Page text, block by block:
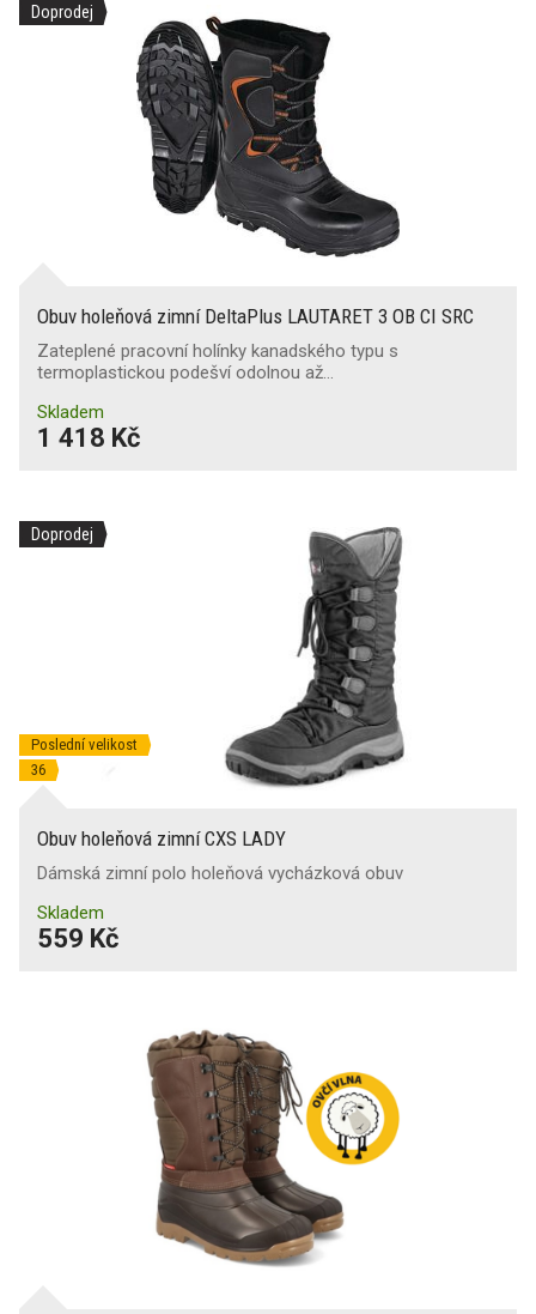
Doprodej
Obuv holeňová zimní DeltaPlus LAUTARET 3 OB CI SRC
Zateplené pracovní holínky kanadského typu s
termoplastickou podešví odolnou až…
Skladem
1 418 Kč
Doprodej
Poslední velikost
36
Obuv holeňová zimní CXS LADY
Dámská zimní polo holeňová vycházková obuv
Skladem
559 Kč